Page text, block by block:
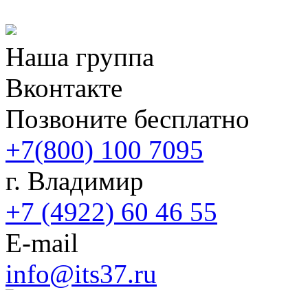
Наша группа
Вконтакте
Позвоните бесплатно
+7(800) 100 7095
г. Владимир
+7 (4922) 60 46 55
E-mail
info@its37.ru